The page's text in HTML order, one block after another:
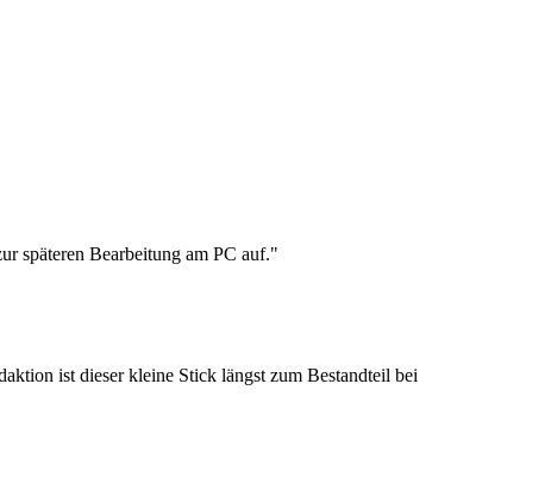
späteren Bearbeitung am PC auf."
ist dieser kleine Stick längst zum Bestandteil bei